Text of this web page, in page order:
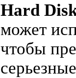
Hard
может
чтобы